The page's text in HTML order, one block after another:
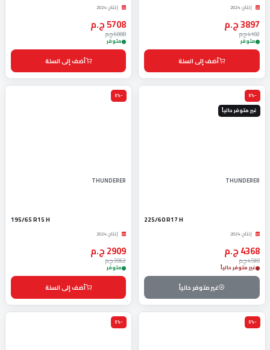
إنتاج: 2024
3897 ج.م
4102 ج.م
متوفر
أضف إلى السلة
إنتاج: 2024
5708 ج.م
6008 ج.م
متوفر
أضف إلى السلة
-5%
غير متوفر حالياً
THUNDERER
225/60 R17 H
إنتاج: 2024
4368 ج.م
4598 ج.م
غير متوفر حالياً
غير متوفر حالياً
-5%
THUNDERER
195/65 R15 H
إنتاج: 2024
2909 ج.م
3062 ج.م
متوفر
أضف إلى السلة
-5%
-5%